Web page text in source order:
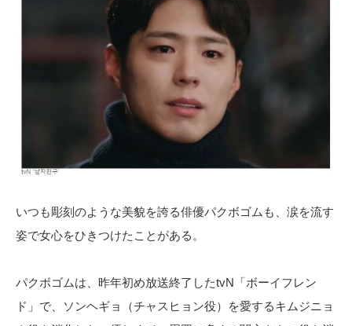
いつも彫刻のような美貌を誇る俳優パクボゴムも、涙を流す
姿で女心をひきつけたことがある。
パクボゴムは、昨年初め放送終了したtvN「ボーイフレン
ド」で、ソンヘギョ（チャスヒョン役）を愛するキムジニョ